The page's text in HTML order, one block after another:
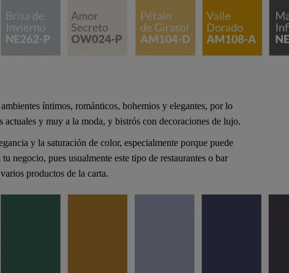
íntimos, románticos, bohemios y elegantes, por lo
actuales y muy a la moda, y bistrós con decoraciones de lujo.
y la saturación de color, especialmente porque puede
negocio, pues usualmente este tipo de restaurantes o bar
productos de la carta.